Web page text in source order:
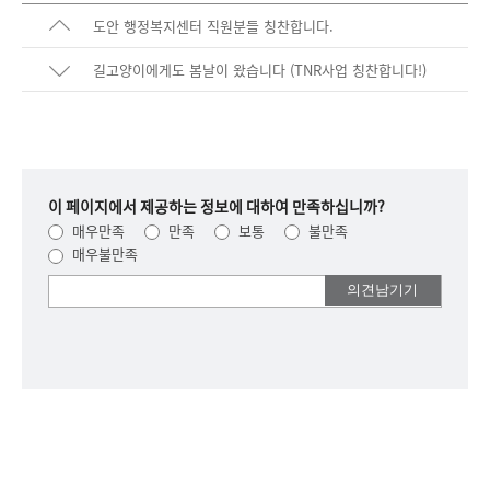
도안 행정복지센터 직원분들 칭찬합니다.
길고양이에게도 봄날이 왔습니다 (TNR사업 칭찬합니다!)
이 페이지에서 제공하는 정보에 대하여 만족하십니까?
매우만족 만족 보통
불만족
매우불만족
의견을